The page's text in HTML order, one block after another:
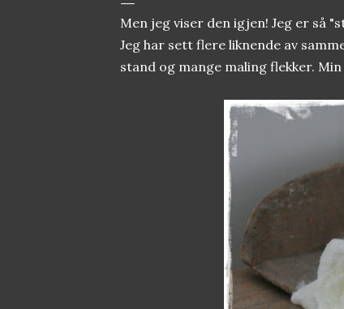
Men jeg viser den igjen! Jeg er så
Jeg har sett flere liknende av
stand og mange maling flekker.